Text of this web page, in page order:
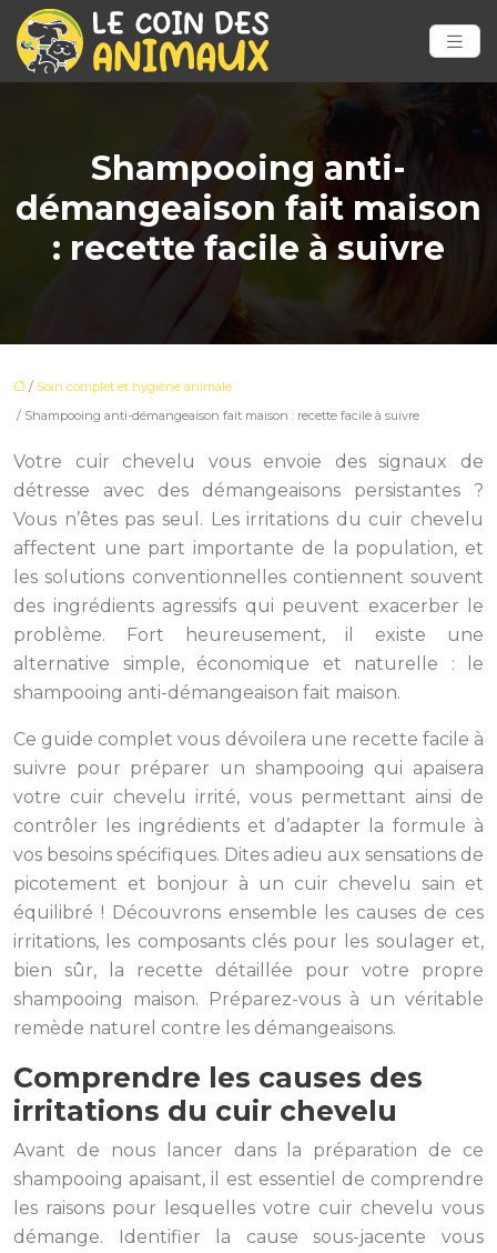
Shampooing anti-
démangeaison fait maison
: recette facile à suivre
/ Soin complet et hygiène animale
/ Shampooing anti-démangeaison fait maison : recette facile à suivre
Votre cuir chevelu vous envoie des signaux de
détresse avec des démangeaisons persistantes ?
Vous n’êtes pas seul. Les irritations du cuir chevelu
affectent une part importante de la population, et
les solutions conventionnelles contiennent souvent
des ingrédients agressifs qui peuvent exacerber le
problème. Fort heureusement, il existe une
alternative simple, économique et naturelle : le
shampooing anti-démangeaison fait maison.
Ce guide complet vous dévoilera une recette facile à
suivre pour préparer un shampooing qui apaisera
votre cuir chevelu irrité, vous permettant ainsi de
contrôler les ingrédients et d’adapter la formule à
vos besoins spécifiques. Dites adieu aux sensations de
picotement et bonjour à un cuir chevelu sain et
équilibré ! Découvrons ensemble les causes de ces
irritations, les composants clés pour les soulager et,
bien sûr, la recette détaillée pour votre propre
shampooing maison. Préparez-vous à un véritable
remède naturel contre les démangeaisons.
Comprendre les causes des
irritations du cuir chevelu
Avant de nous lancer dans la préparation de ce
shampooing apaisant, il est essentiel de comprendre
les raisons pour lesquelles votre cuir chevelu vous
démange. Identifier la cause sous-jacente vous